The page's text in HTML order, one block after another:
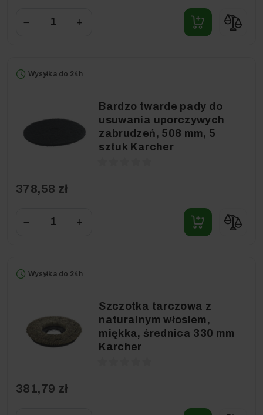
− +
Wysyłka do 24h
Bardzo twarde pady do
usuwania uporczywych
zabrudzeń, 508 mm, 5
sztuk Karcher
378,58 zł
− +
Wysyłka do 24h
Szczotka tarczowa z
naturalnym włosiem,
miękka, średnica 330 mm
Karcher
381,79 zł